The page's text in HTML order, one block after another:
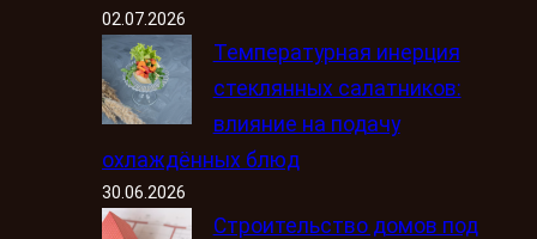
02.07.2026
Температурная инерция
стеклянных салатников:
влияние на подачу
охлаждённых блюд
30.06.2026
Строительство домов под